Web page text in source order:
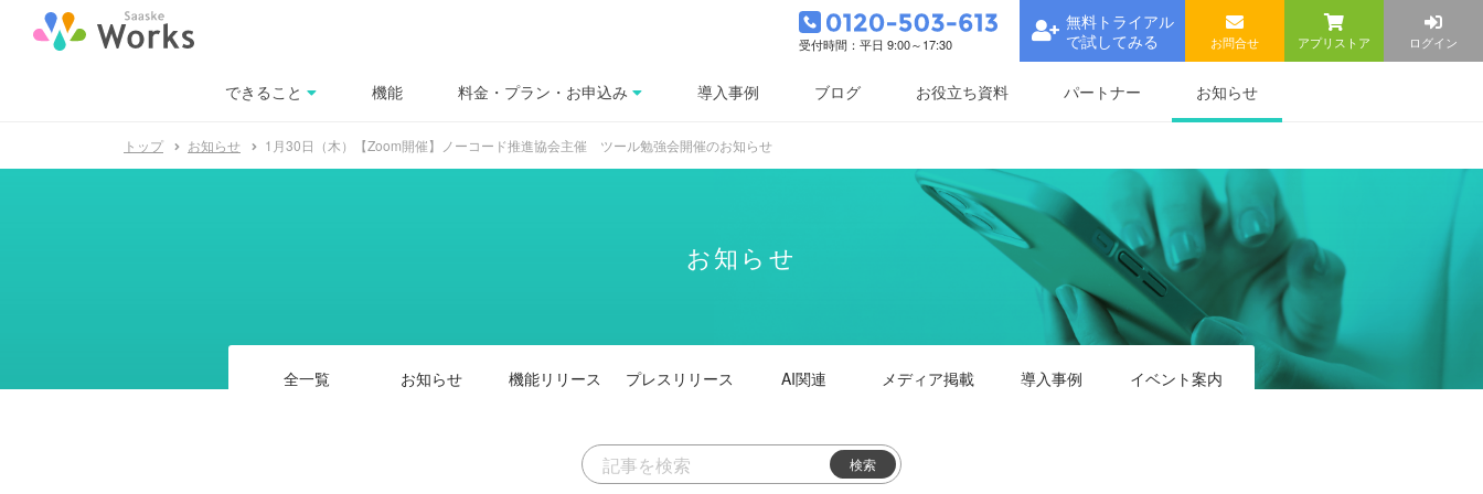
受付時間：平日 9:00～17:30
無料トライアル
で試してみる
お問合せ アプリストア ログイン
できること 機能 料金・プラン・お申込み 導入事例 ブログ お役立ち資料 パートナー お知らせ
トップ お知らせ 1月30日（木）【Zoom開催】ノーコード推進協会主催 ツール勉強会開催のお知らせ
お知らせ
全一覧 お知らせ 機能リリース プレス リリース AI関連 メディア掲載 導入事例 イベント案内